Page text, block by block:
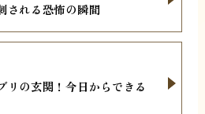
される恐怖の瞬間
リの玄関！今日からできる